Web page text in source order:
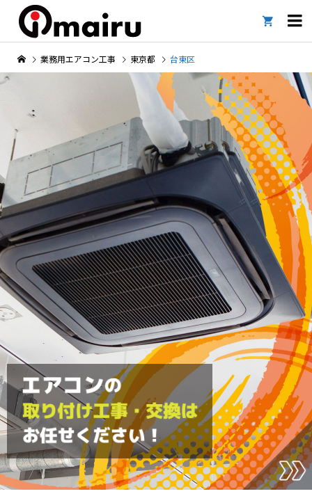

業務用エアコン工事 東京都 台東区